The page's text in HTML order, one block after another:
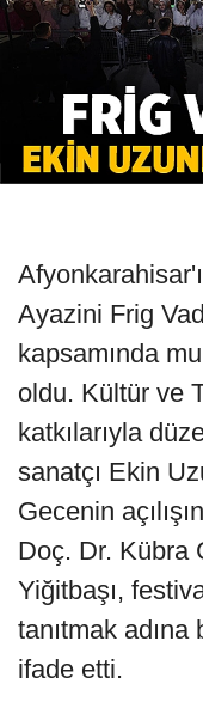
Ayazini Frig
kapsamında
oldu. Kültür ve
katkılarıyla
sanatçı Ekin
Gecenin
Doç. Dr. Kübra
Yiğitbaşı,
tanıtmak
ifade etti.